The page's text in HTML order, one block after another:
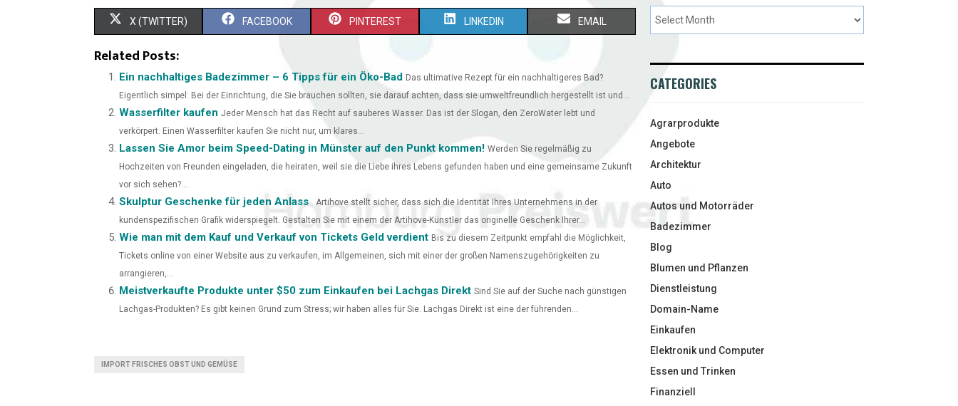
X (TWITTER) FACEBOOK PINTEREST LINKEDIN EMAIL
Related Posts:
Ein nachhaltiges Badezimmer – 6 Tipps für ein Öko-Bad Das ultimative Rezept für ein nachhaltigeres Bad?
Eigentlich simpel: Bei der Einrichtung, die Sie brauchen sollten, sie darauf achten, dass sie umweltfreundlich hergestellt ist und...
Wasserfilter kaufen Jeder Mensch hat das Recht auf sauberes Wasser. Das ist der Slogan, den ZeroWater lebt und
verkörpert. Einen Wasserfilter kaufen Sie nicht nur, um klares...
Lassen Sie Amor beim Speed-Dating in Münster auf den Punkt kommen! Werden Sie regelmäßig zu
Hochzeiten von Freunden eingeladen, die heiraten, weil sie die Liebe ihres Lebens gefunden haben und eine gemeinsame Zukunft
vor sich sehen?...
Skulptur Geschenke für jeden Anlass
Artihove stellt sicher, dass sich die Identität Ihres Unternehmens in der
kundenspezifischen Grafik widerspiegelt. Gestalten Sie mit einem der Artihove-Künstler das originelle Geschenk Ihrer...
Wie man mit dem Kauf und Verkauf von Tickets Geld verdient Bis zu diesem Zeitpunkt empfahl die Möglichkeit,
Tickets online von einer Website aus zu verkaufen, im Allgemeinen, sich mit einer der großen Namenszugehörigkeiten zu
arrangieren,...
Meistverkaufte Produkte unter $50 zum Einkaufen bei Lachgas Direkt Sind Sie auf der Suche nach günstigen
Lachgas-Produkten? Es gibt keinen Grund zum Stress; wir haben alles für Sie. Lachgas Direkt ist eine der führenden...
IMPORT FRISCHES OBST UND GEMÜSE
CATEGORIES
Agrarprodukte
Angebote
Architektur
Auto
Autos und Motorräder
Badezimmer
Blog
Blumen und Pflanzen
Dienstleistung
Domain-Name
Einkaufen
Elektronik und Computer
Essen und Trinken
Finanziell